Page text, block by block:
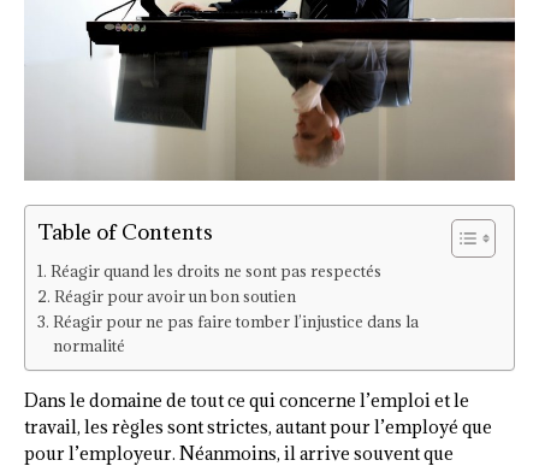
Table of Contents
Réagir quand les droits ne sont pas respectés
Réagir pour avoir un bon soutien
Réagir pour ne pas faire tomber l’injustice dans la
normalité
Dans le domaine de tout ce qui concerne l’emploi et le
travail, les règles sont strictes, autant pour l’employé que
pour l’employeur. Néanmoins, il arrive souvent que